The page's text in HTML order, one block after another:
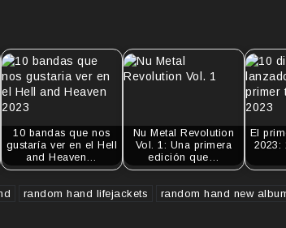
10 bandas que nos
gustaría ver en el Hell
and Heaven…
Nu Metal Revolution
Vol. 1: Una primera
edición que…
El
2023:
random hand lifejackets random hand new